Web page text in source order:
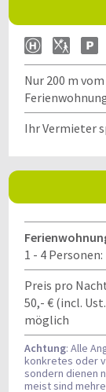
Nur 200 m
Ihr Vermieter
1 - 4 Personen:
Preis pro
50,- € (incl.
möglich
Achtung: Alle
konkretes oder
sondern dienen
meist sind